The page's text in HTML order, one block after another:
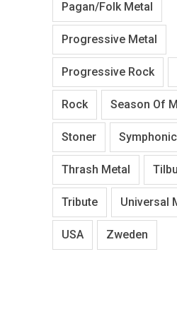
Pagan/Folk Metal
Progressive Metal
Progressive Rock
Rock Season Of
Stoner
Thrash Metal
Tribute Universal
USA Zweden